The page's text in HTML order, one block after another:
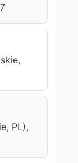
PL),